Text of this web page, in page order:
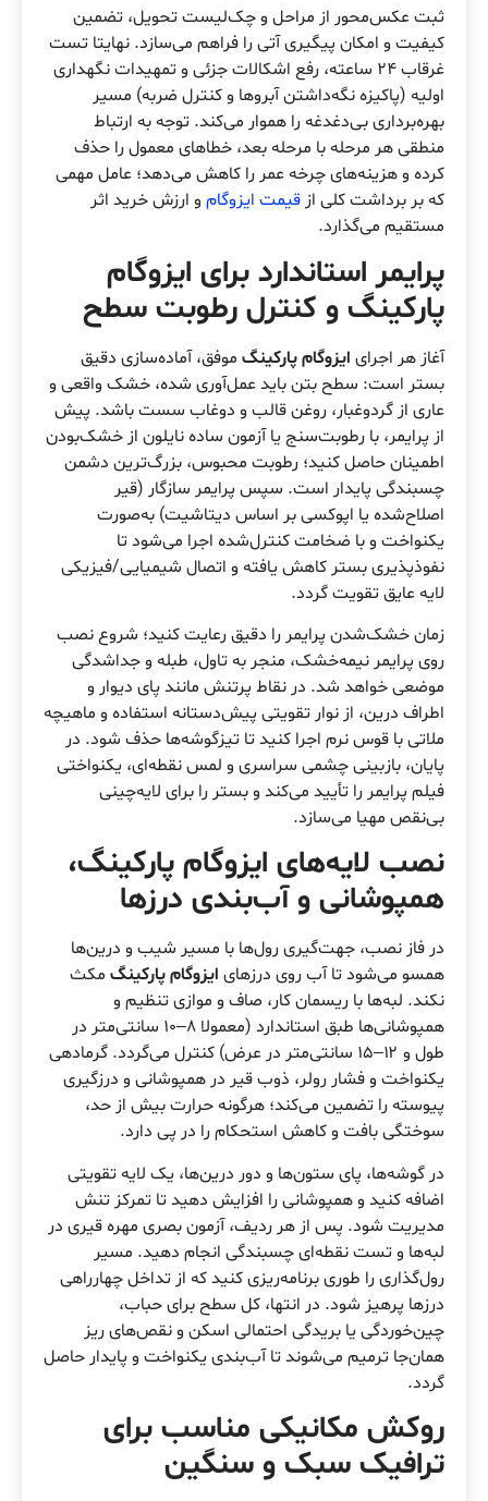
ثبت عکس‌محور از مراحل و چک‌لیست تحویل، تضمین
کیفیت و امکان پیگیری آتی را فراهم می‌سازد. نهایتا تست
غرقاب ۲۴ ساعته، رفع اشکالات جزئی و تمهیدات نگهداری
اولیه (پاکیزه نگه‌داشتن آبروها و کنترل ضربه) مسیر
بهره‌برداری بی‌دغدغه را هموار می‌کند. توجه به ارتباط
منطقی هر مرحله با مرحله بعد، خطاهای معمول را حذف
کرده و هزینه‌های چرخه عمر را کاهش می‌دهد؛ عامل مهمی
که بر برداشت کلی از قیمت ایزوگام و ارزش خرید اثر
مستقیم می‌گذارد.
پرایمر استاندارد برای ایزوگام
پارکینگ و کنترل رطوبت سطح
آغاز هر اجرای ایزوگام پارکینگ موفق، آماده‌سازی دقیق
بستر است: سطح بتن باید عمل‌آوری شده، خشک واقعی و
عاری از گردوغبار، روغن قالب و دوغاب سست باشد. پیش
از پرایمر، با رطوبت‌سنج یا آزمون ساده نایلون از خشک‌بودن
اطمینان حاصل کنید؛ رطوبت محبوس، بزرگ‌ترین دشمن
چسبندگی پایدار است. سپس پرایمر سازگار (قیر
اصلاح‌شده یا اپوکسی بر اساس دیتاشیت) به‌صورت
یکنواخت و با ضخامت کنترل‌شده اجرا می‌شود تا
نفوذپذیری بستر کاهش یافته و اتصال شیمیایی/فیزیکی
لایه عایق تقویت گردد.
زمان خشک‌شدن پرایمر را دقیق رعایت کنید؛ شروع نصب
روی پرایمر نیمه‌خشک، منجر به تاول، طبله و جداشدگی
موضعی خواهد شد. در نقاط پرتنش مانند پای دیوار و
اطراف درین، از نوار تقویتی پیش‌دستانه استفاده و ماهیچه
ملاتی با قوس نرم اجرا کنید تا تیزگوشه‌ها حذف شود. در
پایان، بازبینی چشمی سراسری و لمس نقطه‌ای، یکنواختی
فیلم پرایمر را تأیید می‌کند و بستر را برای لایه‌چینی
بی‌نقص مهیا می‌سازد.
نصب لایه‌های ایزوگام پارکینگ،
همپوشانی و آب‌بندی درزها
در فاز نصب، جهت‌گیری رول‌ها با مسیر شیب و درین‌ها
همسو می‌شود تا آب روی درزهای ایزوگام پارکینگ مکث
نکند. لبه‌ها با ریسمان کار، صاف و موازی تنظیم و
همپوشانی‌ها طبق استاندارد (معمولا ۸–۱۰ سانتی‌متر در
طول و ۱۲–۱۵ سانتی‌متر در عرض) کنترل می‌گردد. گرمادهی
یکنواخت و فشار رولر، ذوب قیر در همپوشانی و درزگیری
پیوسته را تضمین می‌کند؛ هرگونه حرارت بیش از حد،
سوختگی بافت و کاهش استحکام را در پی دارد.
در گوشه‌ها، پای ستون‌ها و دور درین‌ها، یک لایه تقویتی
اضافه کنید و همپوشانی را افزایش دهید تا تمرکز تنش
مدیریت شود. پس از هر ردیف، آزمون بصری مهره قیری در
لبه‌ها و تست نقطه‌ای چسبندگی انجام دهید. مسیر
رول‌گذاری را طوری برنامه‌ریزی کنید که از تداخل چهارراهی
درزها پرهیز شود. در انتها، کل سطح برای حباب،
چین‌خوردگی یا بریدگی احتمالی اسکن و نقص‌های ریز
همان‌جا ترمیم می‌شوند تا آب‌بندی یکنواخت و پایدار حاصل
گردد.
روکش مکانیکی مناسب برای
ترافیک سبک و سنگین